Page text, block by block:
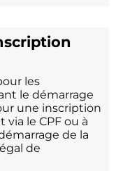
les
le démarrage
une inscription
le CPF ou à
de la
de